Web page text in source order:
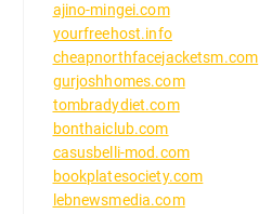
ajino-mingei.com
yourfreehost.info
cheapnorthfacejacketsm.com
gurjoshhomes.com
tombradydiet.com
bonthaiclub.com
casusbelli-mod.com
bookplatesociety.com
lebnewsmedia.com